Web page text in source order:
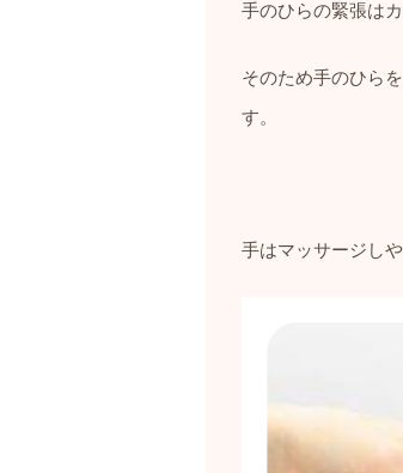
手のひらの緊張は
そのため手のひら
す。
手はマッサージし